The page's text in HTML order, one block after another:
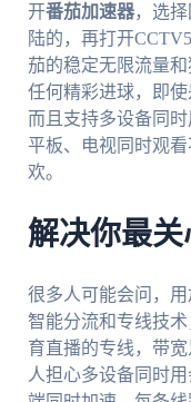
开番茄加速器，选择
陆的，再打开
茄的稳定无限流量
任何精彩进球，即使
而且支持多设备同
平板、电视同时观
欢。
解决你最
很多人可能会问，
智能分流和专线技
育直播的专线，带
人担心多设备同时